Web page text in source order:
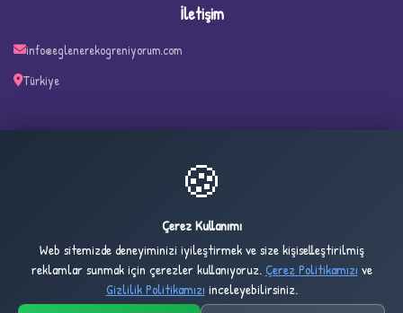
✧
İletişim
info@eglenerekogreniyorum.com
Türkiye
2,734
DÜN
1,025,580
TOPLAM
🍪
Çerez Kullanımı
Web sitemizde deneyiminizi iyileştirmek ve size kişiselleştirilmiş
reklamlar sunmak için çerezler kullanıyoruz.Çerez Politikamızı ve
Gizlilik Politikamızı inceleyebilirsiniz.